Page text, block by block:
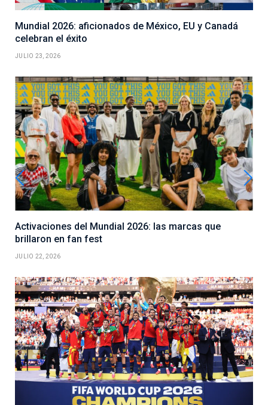
Mundial 2026: aficionados de México, EU y Canadá
celebran el éxito
JULIO 23, 2026
Activaciones del Mundial 2026: las marcas que
brillaron en fan fest
JULIO 22, 2026